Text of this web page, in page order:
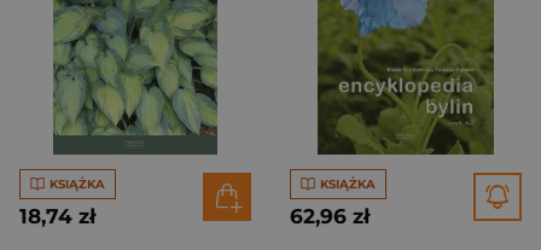
KSIĄŻKA
18,74 zł
KSIĄŻKA
62,96 zł